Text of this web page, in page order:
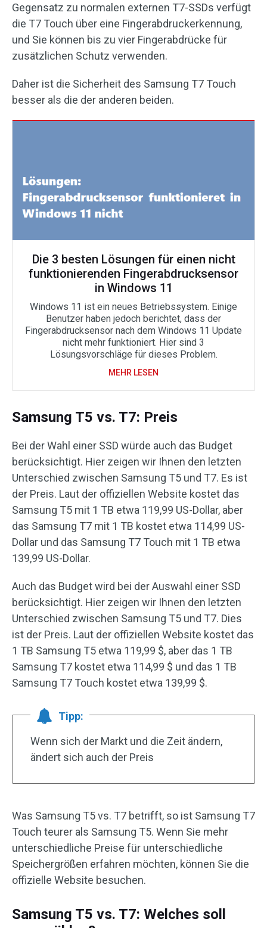
Gegensatz zu normalen externen T7-SSDs verfügt
die T7 Touch über eine Fingerabdruckerkennung,
und Sie können bis zu vier Fingerabdrücke für
zusätzlichen Schutz verwenden.
Daher ist die Sicherheit des Samsung T7 Touch
besser als die der anderen beiden.
Die 3 besten Lösungen für einen nicht
funktionierenden Fingerabdrucksensor
in Windows 11
Windows 11 ist ein neues Betriebssystem. Einige
Benutzer haben jedoch berichtet, dass der
Fingerabdrucksensor nach dem Windows 11 Update
nicht mehr funktioniert. Hier sind 3
Lösungsvorschläge für dieses Problem.
MEHR LESEN
Samsung T5 vs. T7: Preis
Bei der Wahl einer SSD würde auch das Budget
berücksichtigt. Hier zeigen wir Ihnen den letzten
Unterschied zwischen Samsung T5 und T7. Es ist
der Preis. Laut der offiziellen Website kostet das
Samsung T5 mit 1 TB etwa 119,99 US-Dollar, aber
das Samsung T7 mit 1 TB kostet etwa 114,99 US-
Dollar und das Samsung T7 Touch mit 1 TB etwa
139,99 US-Dollar.
Auch das Budget wird bei der Auswahl einer SSD
berücksichtigt. Hier zeigen wir Ihnen den letzten
Unterschied zwischen Samsung T5 und T7. Dies
ist der Preis. Laut der offiziellen Website kostet das
1 TB Samsung T5 etwa 119,99 $, aber das 1 TB
Samsung T7 kostet etwa 114,99 $ und das 1 TB
Samsung T7 Touch kostet etwa 139,99 $.
Tipp:
Wenn sich der Markt und die Zeit ändern,
ändert sich auch der Preis
Was Samsung T5 vs. T7 betrifft, so ist Samsung T7
Touch teurer als Samsung T5. Wenn Sie mehr
unterschiedliche Preise für unterschiedliche
Speichergrößen erfahren möchten, können Sie die
offizielle Website besuchen.
Samsung T5 vs. T7: Welches soll